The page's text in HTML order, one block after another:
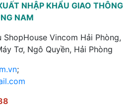
NHẬP KHẨU GIAO THÔNG
NAM
ShopHouse Vincom Hải Phòng,
Tơ, Ngô Quyền, Hải Phòng
;